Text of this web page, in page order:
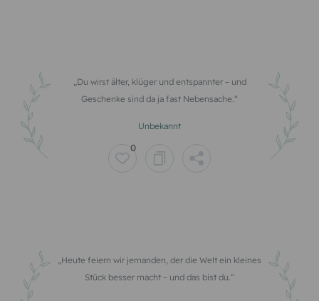
Du wirst älter, klüger und entspannter – und
Geschenke sind da ja fast Nebensache.
Unbekannt
0
Heute feiern wir jemanden, der die Welt ein kleines
Stück besser macht – und das bist du.